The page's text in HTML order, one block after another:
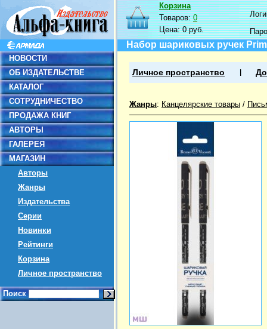
НОВОСТИ
ОБ ИЗДАТЕЛЬСТВЕ
КАТАЛОГ
СОТРУДНИЧЕСТВО
ПРОДАЖА КНИГ
АВТОРЫ
ГАЛЕРЕЯ
МАГАЗИН
Авторы
Жанры
Издательства
Серии
Новинки
Рейтинги
Корзина
Личное пространство
Поиск
Корзина
Товаров:0
Цена:0 руб.
Набор шариковых ручек
Личное пространство
Жанры: Канцелярские товары /